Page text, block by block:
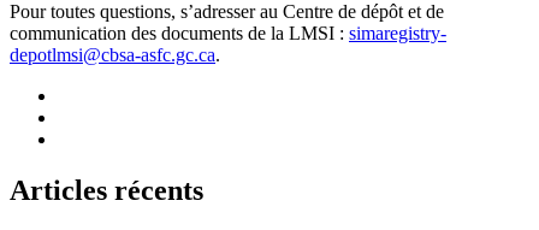
Pour toutes questions, s’adresser au Centre de dépôt et de
communication des documents de la LMSI : simaregistry-
depotlmsi@cbsa-asfc.gc.ca.
Articles récents